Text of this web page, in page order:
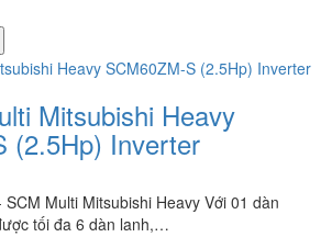
Mitsubishi Heavy
(2.5Hp) Inverter
Multi Mitsubishi Heavy Với 01 dàn
tối đa 6 dàn lanh,…